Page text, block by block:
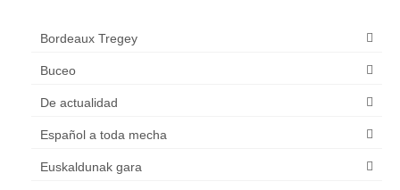
Bordeaux Tregey
Buceo
De actualidad
Español a toda mecha
Euskaldunak gara